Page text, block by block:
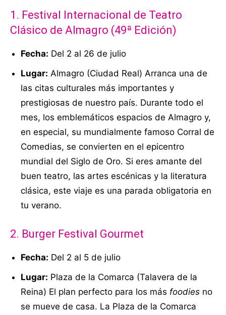
1. Festival Internacional de Teatro
Clásico de Almagro (49ª Edición)
Fecha: Del 2 al 26 de julio
Lugar: Almagro (Ciudad Real) Arranca una de
las citas culturales más importantes y
prestigiosas de nuestro país. Durante todo el
mes, los emblemáticos espacios de Almagro y,
en especial, su mundialmente famoso Corral de
Comedias, se convierten en el epicentro
mundial del Siglo de Oro. Si eres amante del
buen teatro, las artes escénicas y la literatura
clásica, este viaje es una parada obligatoria en
tu verano.
2. Burger Festival Gourmet
Fecha: Del 2 al 5 de julio
Lugar: Plaza de la Comarca (Talavera de la
Reina) El plan perfecto para los más foodies no
se mueve de casa. La Plaza de la Comarca